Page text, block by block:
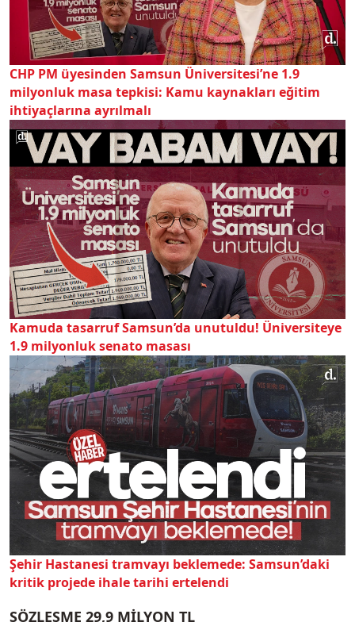
CHP PM üyesinden Samsun Üniversitesi’ne 1.9
milyonluk masa tepkisi: Kamu kaynakları eğitim
ihtiyaçlarına ayrılmalı
Kamuda tasarruf Samsun’da unutuldu! Üniversiteye
1.9 milyonluk senato masası
Şehir Hastanesi tramvayı beklemede: Samsun’daki
kritik projede ihale tarihi ertelendi
SÖZLEŞME 29,9 MİLYON TL